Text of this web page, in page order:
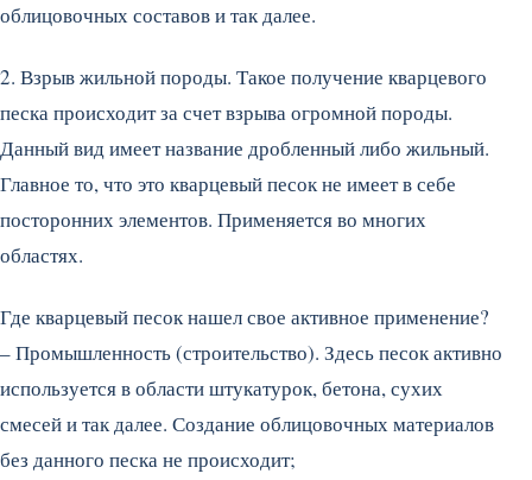
облицовочных составов и так далее.
2. Взрыв жильной породы. Такое получение кварцевого
песка происходит за счет взрыва огромной породы.
Данный вид имеет название дробленный либо жильный.
Главное то, что это кварцевый песок не имеет в себе
посторонних элементов. Применяется во многих
областях.
Где кварцевый песок нашел свое активное применение?
– Промышленность (строительство). Здесь песок активно
используется в области штукатурок, бетона, сухих
смесей и так далее. Создание облицовочных материалов
без данного песка не происходит;